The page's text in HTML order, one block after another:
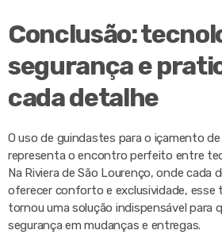
Conclusão:
segurança e
cada detalhe
O uso de guindastes para o içamento
representa o encontro perfeito entre
Na Riviera de São Lourenço, onde cada
oferecer conforto e exclusividade, esse
tornou uma solução indispensável para
segurança em mudanças e entregas.